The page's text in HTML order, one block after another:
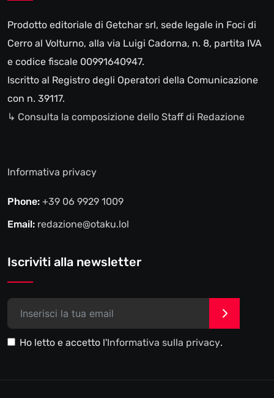
Prodotto editoriale di Getchar srl, sede legale in Foci di
Cerro al Volturno, alla via Luigi Cadorna, n. 8, partita IVA
e codice fiscale 00991640947.
Iscritto al Registro degli Operatori della Comunicazione
con n. 39117.
↳ Consulta la composizione dello Staff di Redazione
Informativa privacy
Phone: +39 06 9929 1009
Email: redazione@otaku.lol
Iscriviti alla newsletter
Ho letto e accetto l'Informativa sulla privacy.
>